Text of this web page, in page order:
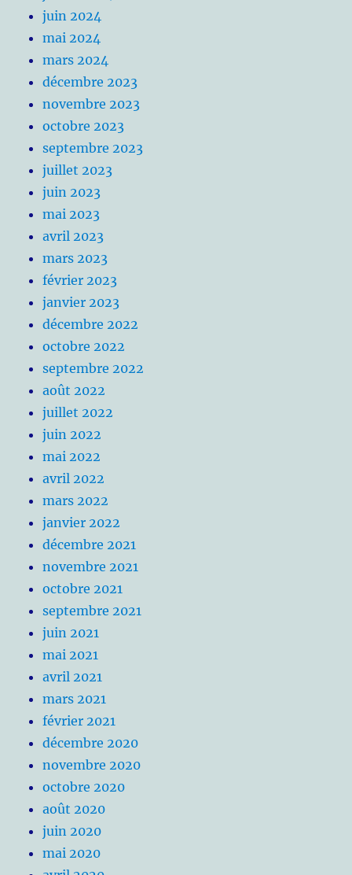
juin 2024
mai 2024
mars 2024
décembre 2023
novembre 2023
octobre 2023
septembre 2023
juillet 2023
juin 2023
mai 2023
avril 2023
mars 2023
février 2023
janvier 2023
décembre 2022
octobre 2022
septembre 2022
août 2022
juillet 2022
juin 2022
mai 2022
avril 2022
mars 2022
janvier 2022
décembre 2021
novembre 2021
octobre 2021
septembre 2021
juin 2021
mai 2021
avril 2021
mars 2021
février 2021
décembre 2020
novembre 2020
octobre 2020
août 2020
juin 2020
mai 2020